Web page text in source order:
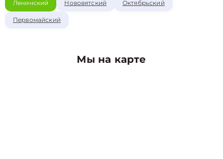
Ленинский Нововятский Октябрьский
Первомайский
Мы на карте